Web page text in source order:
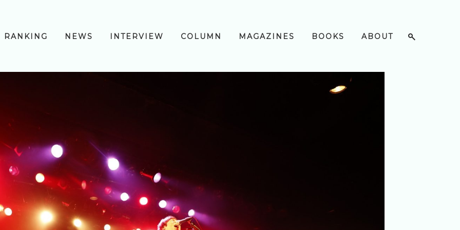
RANKING NEWS INTERVIEW COLUMN MAGAZINES BOOKS ABOUT